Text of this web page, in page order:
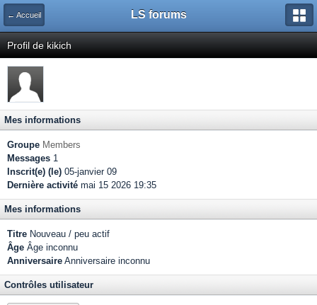
← Accueil LS forums
Profil de kikich
Mes informations
Groupe Members
Messages 1
Inscrit(e) (le) 05-janvier 09
Dernière activité mai 15 2026 19:35
Mes informations
Titre Nouveau / peu actif
Âge Âge inconnu
Anniversaire Anniversaire inconnu
Contrôles utilisateur